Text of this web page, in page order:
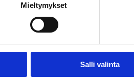
Mieltymykset
Salli valinta
keho voi käyttää rasvaa
rasvaa. Kivennäisaine kromi